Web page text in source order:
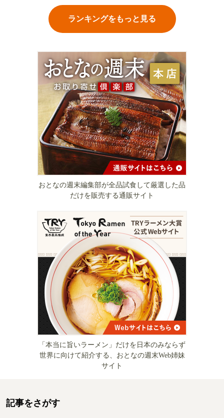
ランキングをもっと見る
おとなの週末編集部が全品試食して厳選した品
だけを販売する通販サイト
「本当に旨いラーメン」だけを日本のみならず
世界に向けて紹介する、おとなの週末Web姉妹
サイト
記事をさがす